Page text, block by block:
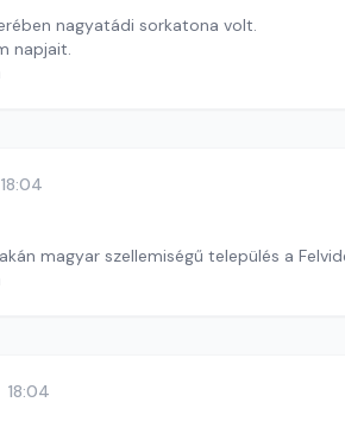
nagyatádi sorkatona volt.
napjait.
18:04
magyar szellemiségű település a
18:04